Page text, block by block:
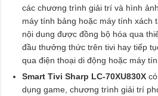
các chương trình giải trí và hình
máy tính bảng hoặc máy tính xách
nội dung được đồng bộ hóa qua
đầu thưởng thức trên tivi hay tiếp
qua điện thoại di động hoặc máy
Smart Tivi Sharp LC-70XU830X
dụng game, chương trình giải trí